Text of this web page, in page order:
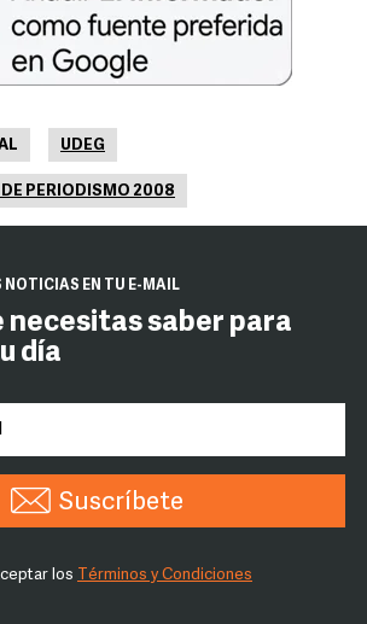
UDEG
PERIODISMO 2008
NOTICIAS EN TU E-MAIL
necesitas saber para
día
Suscríbete
los Términos y Condiciones